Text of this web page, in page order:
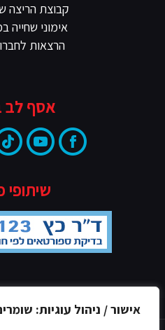
אישור / ניהול עוגיות:
קבוצת הריצה
אימוני שחייה
הרצאות
אסף לב
שיתופי
מדיניות